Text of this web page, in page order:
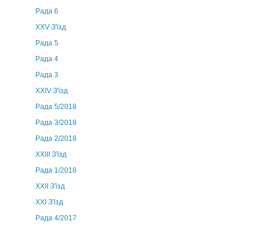
Рада 6
XXV З'їзд
Рада 5
Рада 4
Рада 3
ХХIV З'їзд
Рада 5/2018
Рада 3/2018
Рада 2/2018
XXIII З'їзд
Рада 1/2018
ХХІІ З'їзд
XXI З'їзд
Рада 4/2017